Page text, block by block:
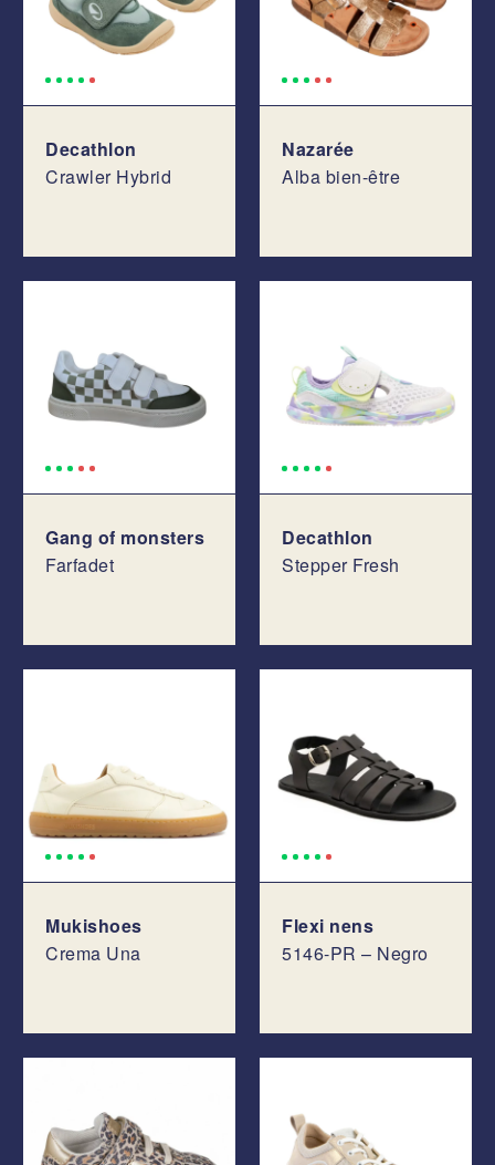
Decathlon
Crawler Hybrid
Nazarée
Alba bien-être
Gang of monsters
Farfadet
Decathlon
Stepper Fresh
Mukishoes
Crema Una
Flexi nens
5146-PR – Negro